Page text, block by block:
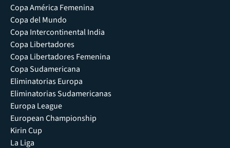
Copa América Femenina
Copa del Mundo
Copa Intercontinental India
Copa Libertadores
Copa Libertadores Femenina
Copa Sudamericana
Eliminatorias Europa
Eliminatorias Sudamericanas
Europa League
European Championship
Kirin Cup
La Liga